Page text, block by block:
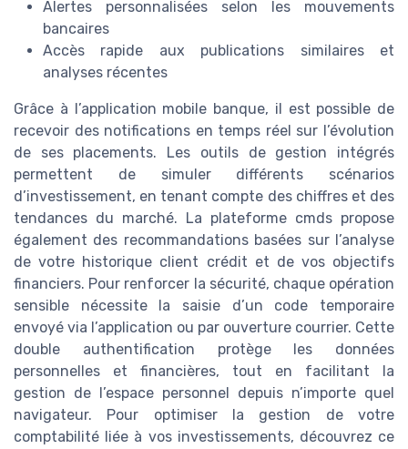
Alertes personnalisées selon les mouvements
bancaires
Accès rapide aux publications similaires et
analyses récentes
Grâce à l’application mobile banque, il est possible de
recevoir des notifications en temps réel sur l’évolution
de ses placements. Les outils de gestion intégrés
permettent de simuler différents scénarios
d’investissement, en tenant compte des chiffres et des
tendances du marché. La plateforme cmds propose
également des recommandations basées sur l’analyse
de votre historique client crédit et de vos objectifs
financiers. Pour renforcer la sécurité, chaque opération
sensible nécessite la saisie d’un code temporaire
envoyé via l’application ou par ouverture courrier. Cette
double authentification protège les données
personnelles et financières, tout en facilitant la
gestion de l’espace personnel depuis n’importe quel
navigateur. Pour optimiser la gestion de votre
comptabilité liée à vos investissements, découvrez ce